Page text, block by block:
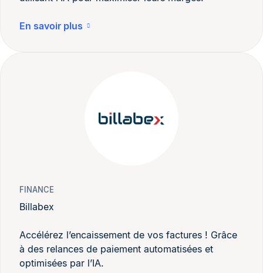
En savoir plus
FINANCE
Billabex
Accélérez l’encaissement de vos factures ! Grâce
à des relances de paiement automatisées et
optimisées par l’IA.